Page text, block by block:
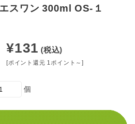
スワン 300ml OS-１
¥131 (税込)
[ポイント還元 1ポイント～]
個